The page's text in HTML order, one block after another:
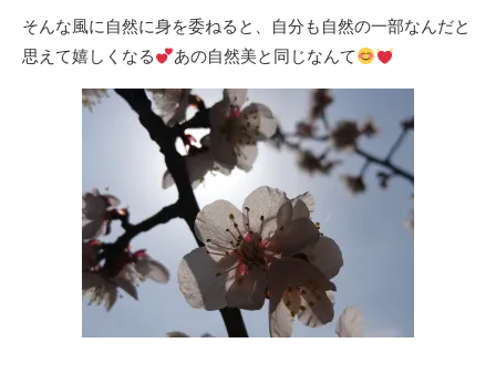
そんな風に自然に身を委ねると、自分も自然の一部なんだと
思えて嬉しくなる
あの自然美と同じなんて